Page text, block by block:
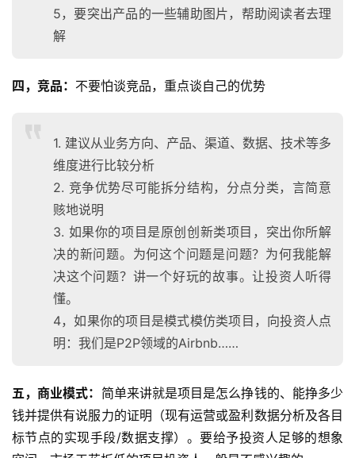
5，要突出产品的一些辅助图片，帮助阅读者去理
解
四，竞品： 不要怕谈竞品，重点谈自己的优势
1. 建议从业务方向、产品、渠道、数据、技术等多
维度进行比较分析
2. 竞争优势尽可能拆分结构，分点分类，言简意
赅地说明
3. 如果你的项目是原创创新类项目，突出你所解
决的新问题。为何这个问题是问题？为何我能解
决这个问题？讲一个好玩的故事。让投资人听得
懂。
4，如果你的项目是模式模仿类项目，向投资人点
明：我们是P2P领域的Airbnb……
五，商业模式： 简单来讲就是项目是怎么挣钱的、能挣多少
钱并提供有说服力的证明（现有运营或盈利数据分析及各目
标节点的实现手段/数据支撑）。要给予投资人足够的想象